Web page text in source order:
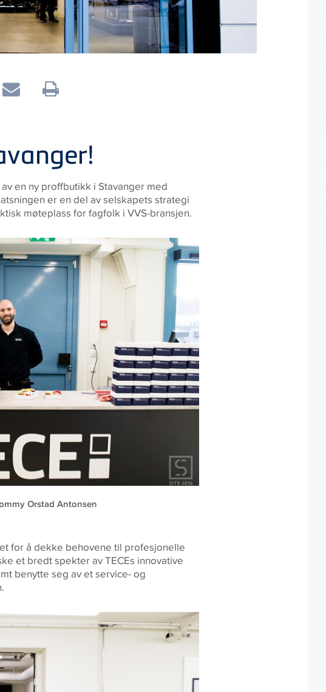
en ny proffbutikk i Stavanger med
er en del av selskapets strategi
møteplass for fagfolk i VVS-bransjen.
Orstad Antonsen
for å dekke behovene til profesjonelle
et bredt spekter av TECEs innovative
benytte seg av et service- og